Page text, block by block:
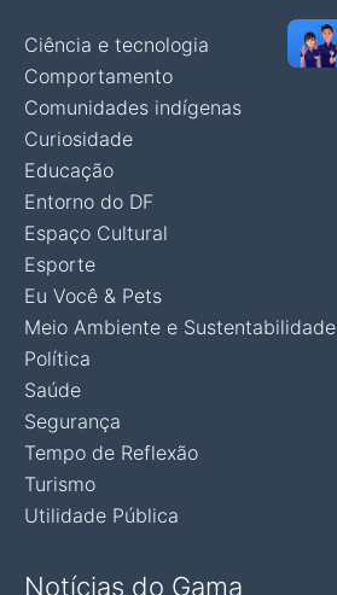
Ciência e tecnologia
Comportamento
Comunidades indígenas
Curiosidade
Educação
Entorno do DF
Espaço Cultural
Esporte
Eu Você & Pets
Meio Ambiente e Sustentabilidade
Política
Saúde
Segurança
Tempo de Reflexão
Turismo
Utilidade Pública
Notícias do Gama